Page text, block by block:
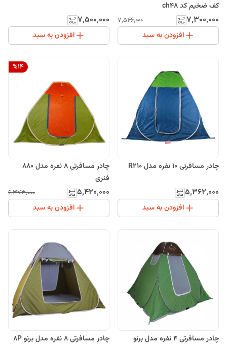
کف ضخیم کد ch48
۷٬۳۰۰٬۰۰۰ ۷٬۵۴۶٬۰۰۰
افزودن به سبد
۷٬۵۰۰٬۰۰۰
افزودن به سبد
چادر مسافرتی 10 نفره مدل R210
۵٬۳۶۲٬۰۰۰
افزودن به سبد
%14
چادر مسافرتی 8 نفره مدل 880
فنری
۵٬۴۲۰٬۰۰۰ ۶٬۳۷۳٬۰۰۰
افزودن به سبد
چادر مسافرتی 4 نفره مدل برنو چادر مسافرتی 8 نفره مدل برنو 8P